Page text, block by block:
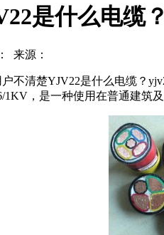
是什么电缆
来源：
不清楚YJV22是什么电缆？
1KV，是一种使用在普通建筑